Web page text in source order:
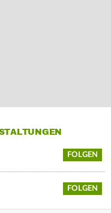
FOLGEN
FOLGEN